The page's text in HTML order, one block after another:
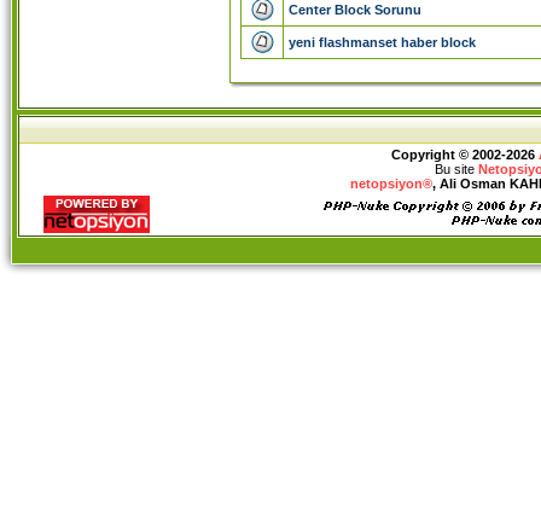
Center Block Sorunu
yeni flashmanset haber block
Copyright © 2002-2026
Bu site
netopsiyon®, Ali Osman